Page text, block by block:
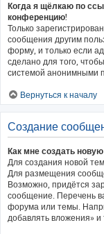
Когда я щёлкаю по
конференцию!
Только
сообщения другим
форму, и только если
сделано для того,
системой анонимными
Вернуться к началу
Создание
Как мне создать
Для создания новой
Для размещения
Возможно, придётся
сообщение. Перечень
форума или темы.
добавлять вложения» и